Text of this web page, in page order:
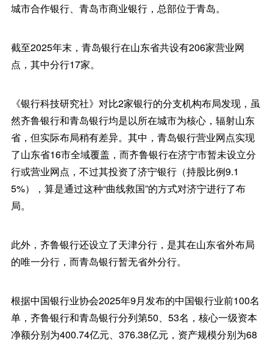
城市合作银行、青岛市商业银行，总部位于青岛。
截至2025年末，青岛银行在山东省共设有206家营业网
点，其中分行17家。
《银行科技研究社》对比2家银行的分支机构布局发现，虽
然齐鲁银行和青岛银行均是以所在城市为核心，辐射山东
省，但实际布局稍有差异。其中，青岛银行营业网点实现
了山东省16市全域覆盖，而齐鲁银行在济宁市暂未设立分
行或营业网点，不过其投资了济宁银行（持股比例9.1
5%），算是通过这种“曲线救国”的方式对济宁进行了布
局。
此外，齐鲁银行还设立了天津分行，是其在山东省外布局
的唯一分行，而青岛银行暂无省外分行。
根据中国银行业协会2025年9月发布的中国银行业前100名
单，齐鲁银行和青岛银行分列第50、53名，核心一级资本
净额分别为400.74亿元、376.38亿元，资产规模分别为68